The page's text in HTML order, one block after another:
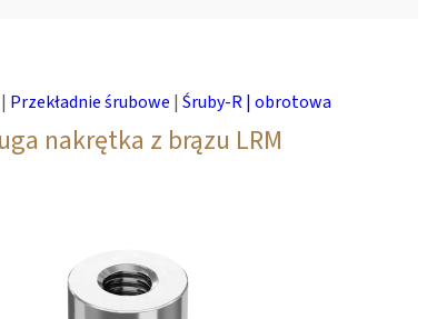
| Przekładnie śrubowe | Śruby-R | obrotowa
nakrętka z brązu LRM